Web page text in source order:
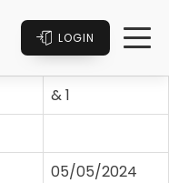
LOGIN
& 1
05/05/2024